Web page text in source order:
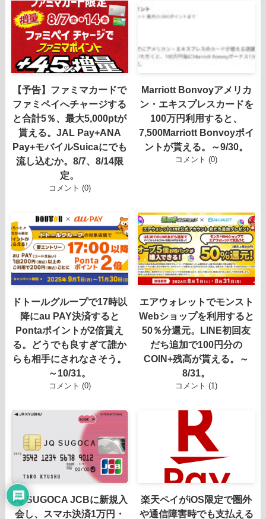
【予告】ファミマカードで
ファミペイへチャージする
と合計5％、最大5,000ptが
貰える。JAL Pay+ANA
Pay+モバイルSuicaにでも
流し込むか。8/7、8/14限
定。
コメント (0)
Marriott Bonvoyアメリカ
ン・エキスプレスカードを
100万円利用すると、
7,500Marriott Bonvoyポイ
ントが貰える。～9/30。
コメント (0)
ドトールグループで17時以
降にau PAY決済すると
Pontaポイントが2倍貰え
る。どうでも良すぎて誰か
らも相手にされなさそう。
～10/31。
コメント (0)
エアウォレットでモンスト
Webショップを利用すると
50％分還元。LINE初回友
だち追加で100円分の
COIN+残高が貰える。～
8/31。
コメント (1)
JQ SUGOCA JCBに新規入
会し、スマホ決済1万円・
楽天ペイがiOS限定で圏外
や通信障害時でも支払える